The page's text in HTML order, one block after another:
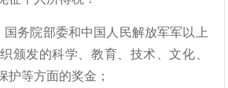
务院部委和中国人民解放军军以上
颁发的科学、教育、技术、文化、
护等方面的奖金；